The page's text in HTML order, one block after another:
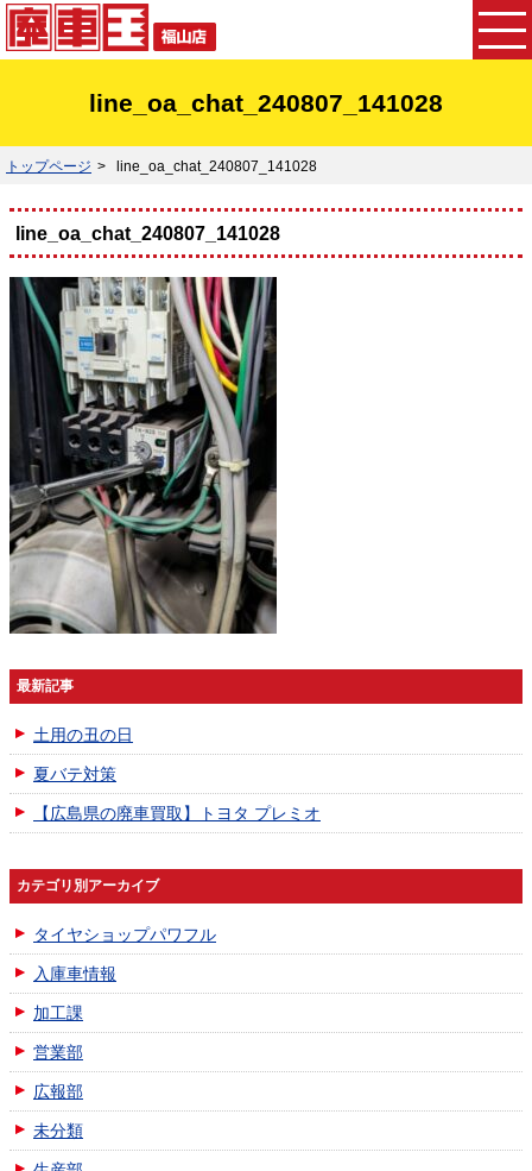
line_oa_chat_240807_141028
トップページ line_oa_chat_240807_141028
line_oa_chat_240807_141028
最新記事
土用の丑の日
夏バテ対策
【広島県の廃車買取】トヨタ プレミオ
カテゴリ別アーカイブ
タイヤショップパワフル
入庫車情報
加工課
営業部
広報部
未分類